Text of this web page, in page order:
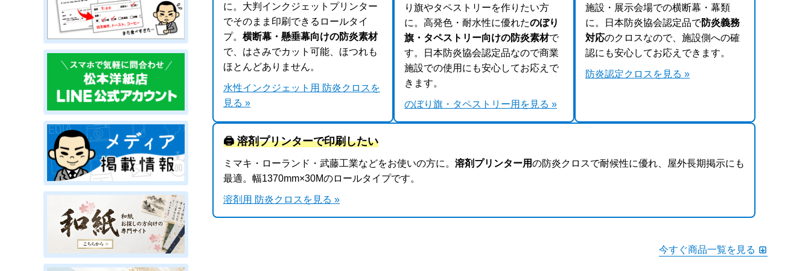
に。大判インクジェットプリンター
でそのまま印刷できるロールタイ
プ。 横断幕・懸垂幕向けの防炎素材
で、はさみでカット可能、ほつれも
ほとんどありません。
水性インクジェット用 防炎クロスを
見る »
り旗やタペストリーを作りたい方
に。高発色・耐水性に優れたのぼり
旗・タペストリー向けの防炎素材で
す。日本防炎協会認定品なので商業
施設での使用にも安心してお応えで
きます。
のぼり旗・タペストリー用を見る »
施設・展示会場での横断幕・幕類
に。日本防炎協会認定品で防炎義務
対応のクロスなので、施設側への確
認にも安心してお応えできます。
防炎認定クロスを見る »
🖨️ 溶剤プリンターで印刷したい
ミマキ・ローランド・武藤工業などをお使いの方に。 溶剤プリンター用の防炎クロスで耐候性に優れ、屋外長期掲示にも
最適。幅1370mm×30Mのロールタイプです。
溶剤用 防炎クロスを見る »
今すぐ商品一覧を見る